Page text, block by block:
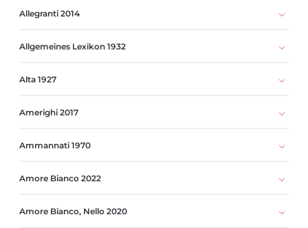
Allegranti 2014
Allgemeines Lexikon 1932
Alta 1927
Amerighi 2017
Ammannati 1970
Amore Bianco 2022
Amore Bianco, Nello 2020